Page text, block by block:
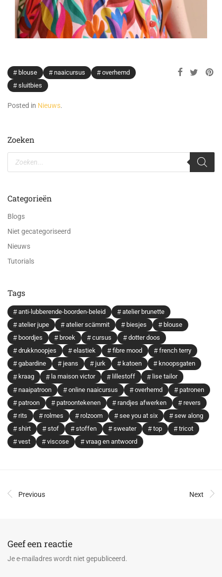
blouse naaicursus
overhemd
sluitbies
Posted in Nieuws.
Zoeken
Categorieën
Blogs
Niet gecategoriseerd
Nieuws
Tutorials
Tags
anti-lubberende-boorden-beleid
atelier brunette
atelier jupe
atelier scämmit biesjes
blouse
boordjes
broek cursus
dotter doos
drukknoopjes
elastiek fibre mood
french terry
gabardine
jeans jurk katoen
knoopsgaten
kraag
la maison victor lillestoff
lise tailor
naaipatroon
online naaicursus overhemd
patronen
patroon
patroontekenen randjes afwerken
revers
rits
rolmes rolzoom see you at six
sew along
shirt
stof stoffen sweater top
tricot
vest
viscose vraag en antwoord
Previous Next
Geef een reactie
Je e-mailadres wordt niet gepubliceerd.